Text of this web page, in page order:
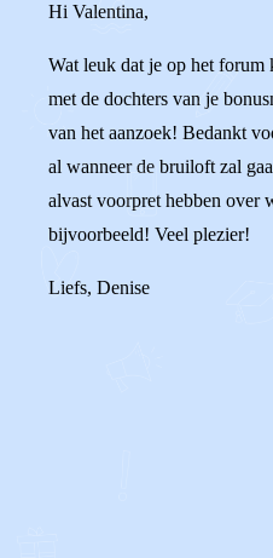
Hi Valentina,
Wat leuk dat je op het forum
met de dochters van je
van het aanzoek! Bedankt
al wanneer de bruiloft zal
alvast voorpret hebben over
bijvoorbeeld! Veel plezier!
Liefs, Denise